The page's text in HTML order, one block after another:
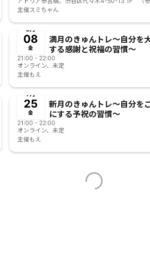
主催スミちゃん
8月
08
金
満月のきゅんトレ〜自分を
する感謝と祝福の習慣〜
21:00 - 22:00
オンライン、未定
主催もえ
7月
25
金
新月のきゅんトレ〜自分を
にする予祝の習慣〜
21:00 - 22:00
オンライン、未定
主催もえ